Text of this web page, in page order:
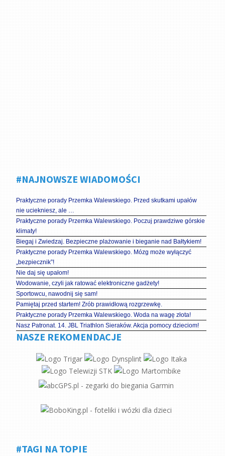
#NAJNOWSZE WIADOMOŚCI
Praktyczne porady Przemka Walewskiego. Przed skutkami upałów
nie uciekniesz, ale …
Praktyczne porady Przemka Walewskiego. Poczuj prawdziwe górskie
klimaty!
Biegaj i Zwiedzaj. Bezpieczne plażowanie i bieganie nad Bałtykiem!
Praktyczne porady Przemka Walewskiego. Mózg może wyłączyć
„bezpiecznik”!
Nie daj się upałom!
Wodowanie, czyli jak ratować elektroniczne gadżety!
Sportowcu, nawodnij się sam!
Pamiętaj przed startem! Zrób prawidłową rozgrzewkę.
Praktyczne porady Przemka Walewskiego. Woda na wagę złota!
Nasz Patronat. 14. JBL Triathlon Sieraków. Akcja pomocy dzieciom!
NASZE REKOMENDACJE
#TAGI NA TOPIE